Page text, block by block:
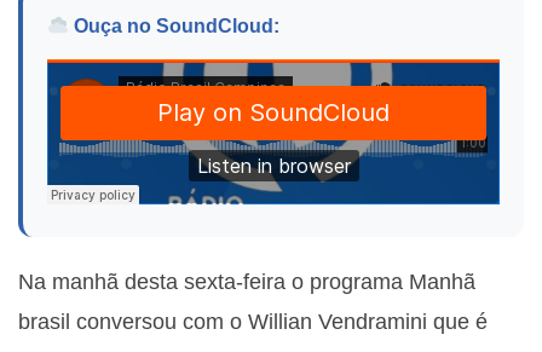
Ouça no SoundCloud:
Na manhã desta sexta-feira o programa Manhã
brasil conversou com o Willian Vendramini que é